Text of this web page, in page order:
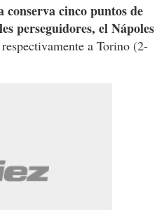
conserva cinco puntos de
perseguidores, el Nápoles
a Torino (2-